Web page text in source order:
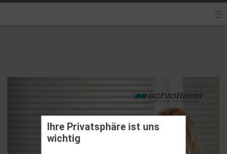
Ihre Privatsphäre ist uns
wichtig